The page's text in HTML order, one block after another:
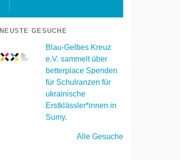
NEUSTE GESUCHE
Blau-Gelbes Kreuz
e.V. sammelt über
betterplace Spenden
für Schulranzen für
ukrainische
Erstklässler*innen in
Sumy.
Alle Gesuche